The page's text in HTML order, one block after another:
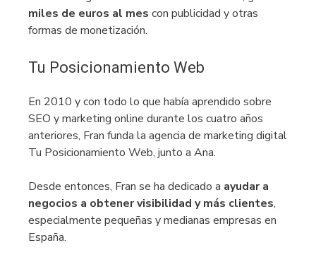
miles de euros al mes con publicidad y otras
formas de monetización.
Tu Posicionamiento Web
En 2010 y con todo lo que había aprendido sobre
SEO y marketing online durante los cuatro años
anteriores, Fran funda la agencia de marketing digital
Tu Posicionamiento Web, junto a Ana.
Desde entonces, Fran se ha dedicado a ayudar a
negocios a obtener visibilidad y más clientes,
especialmente pequeñas y medianas empresas en
España.